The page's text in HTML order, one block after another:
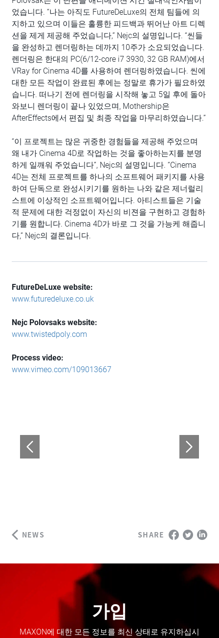
었습니다. “나는 아직도 FutureDeLuxe의 전체 팀들에 의
지하고 있으며 이들은 훌륭한 피드백과 뛰어난 아트 디렉
션을 제게 제공해 주었습니다,” Nejc의 설명입니다. “씬들
을 완성하고 렌더링하는 데까지 10주가 소요되었습니다.
렌더링은 한대의 PC(6/12-core i7 3930, 32 GB RAM)에서
VRay for Cinema 4D를 사용하여 렌더링하였습니다. 씬에
대한 모든 작업이 완료된 후에는 정말로 휴가가 필요하였
습니다. 떠나기 전에 렌더링을 시작해 놓고 5일 후에 돌아
와보니 렌더링이 끝나 있었으며, Mothership은
AfterEffects에서 편집 및 최종 작업을 마무리하였습니다.”
“이 프로젝트는 많은 귀중한 경험들을 제공해 주었으며
왜 내가 Cinema 4D로 작업하는 것을 좋아하는지를 분명
하게 일깨워 주었습니다”, Nejc의 설명입니다. “Cinema
4D는 전체 프로젝트를 하나의 소프트웨어 패키지를 사용
하여 단독으로 완성시키기를 원하는 나와 같은 제너럴리
스트에 이상적인 소프트웨어입니다. 아티스트들은 기술
적 문제에 대한 걱정없이 자신의 비젼을 구현하고 경험하
기를 원합니다. Cinema 4D가 바로 그 것을 가능케 해줍니
다,” Nejc의 결론입니다.
FutureDeLuxe website:
www.futuredeluxe.co.uk
Nejc Polovsaks website:
www.twistedpoly.com
Process video:
www.vimeo.com/109013667
NEWS SHARE
가입
MAXON에 대한 모든 정보를 최신 상태로 유지하십시